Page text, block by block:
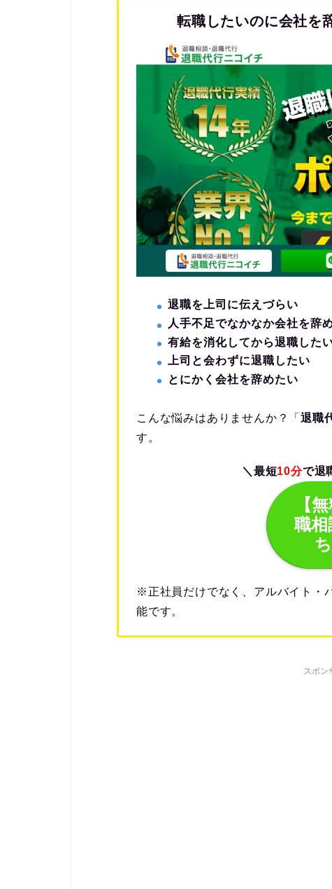
転職したいのに会社を
退職を上司に伝えづらい
人手不足でなかなか会社を辞
有給を消化してから退職した
上司と会わずに退職したい
とにかく会社を辞めたい
こんな悩みはありませんか？「退職
す。
＼最短10分で退
【
職相
※正社員だけでなく、アルバイト・
能です。
スポン